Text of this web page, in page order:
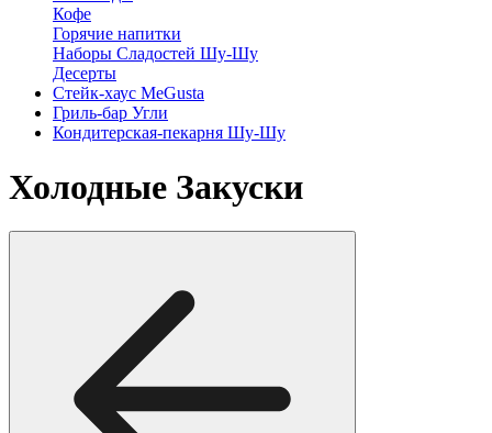
Кофе
Горячие напитки
Наборы Сладостей Шу-Шу
Десерты
Стейк-хаус MeGusta
Гриль-бар Угли
Кондитерская-пекарня Шу-Шу
Холодные Закуски